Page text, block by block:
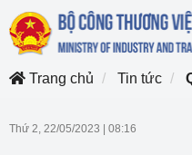
Trang chủ
Tin tức
Thứ 2, 22/05/2023 08:16